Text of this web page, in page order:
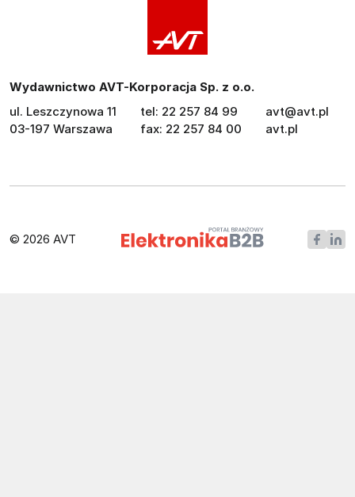
Wydawnictwo AVT-Korporacja Sp. z o.o.
ul. Leszczynowa 11
03-197 Warszawa
tel: 22 257 84 99
fax: 22 257 84 00
avt@avt.pl
avt.pl
© 2026 AVT